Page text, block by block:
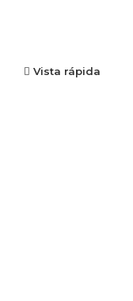
Vista rápida